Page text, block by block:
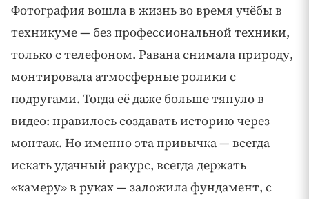
Фотография вошла в жизнь во время учёбы в
техникуме — без профессиональной техники,
только с телефоном. Равана снимала природу,
монтировала атмосферные ролики с
подругами. Тогда её даже больше тянуло в
видео: нравилось создавать историю через
монтаж. Но именно эта привычка — всегда
искать удачный ракурс, всегда держать
«камеру» в руках — заложила фундамент, с